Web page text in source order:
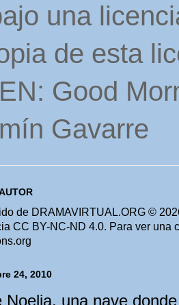
una
de esta
Good
Gavarre
de DRAMAVIRTUAL.ORG ©
CC BY-NC-ND 4.0. Para ver una
24, 2010
Noelia, una nave